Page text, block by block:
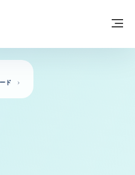
TRADE - HOMEPAGE
ド